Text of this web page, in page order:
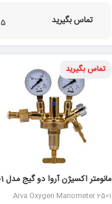
تماس بگیرید 5
تماس بگیرید
مانومتر اکسیژن آروا دو گیج مدل 2501
Arva Oxygen Manometer 2501